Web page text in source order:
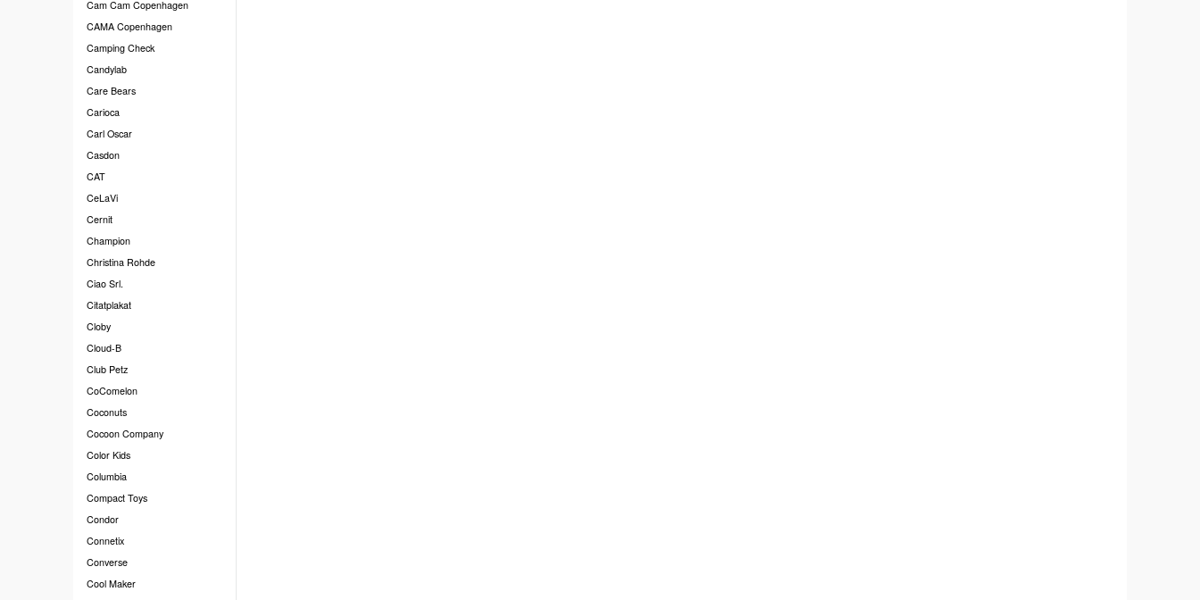
Cam Cam Copenhagen
CAMA Copenhagen
Camping Check
Candylab
Care Bears
Carioca
Carl Oscar
Casdon
CAT
CeLaVi
Cernit
Champion
Christina Rohde
Ciao Srl.
Citatplakat
Cloby
Cloud-B
Club Petz
CoComelon
Coconuts
Cocoon Company
Color Kids
Columbia
Compact Toys
Condor
Connetix
Converse
Cool Maker